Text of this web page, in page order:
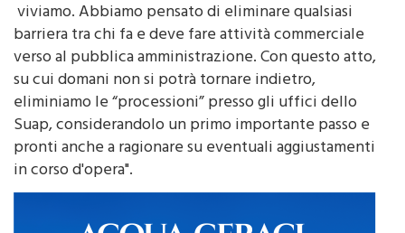
barriera tra chi fa e deve fare attività commerciale
verso al pubblica amministrazione. Con questo atto,
su cui domani non si potrà tornare indietro,
eliminiamo le “processioni” presso gli uffici dello
Suap, considerandolo un primo importante passo e
pronti anche a ragionare su eventuali aggiustamenti
in corso d'opera".